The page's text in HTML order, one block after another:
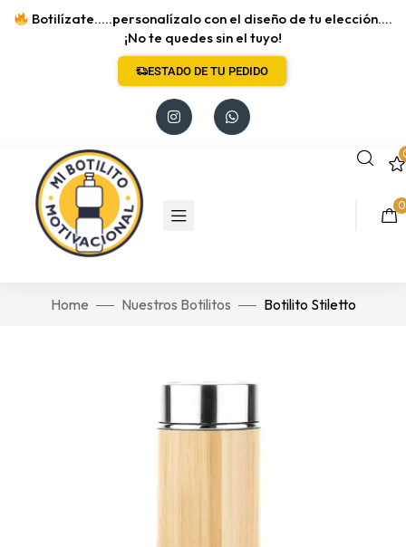
Botilízate.....personalízalo con el diseño de tu elección....
¡No te quedes sin el tuyo!
ESTADO DE TU PEDIDO
0
Home Nuestros Botilitos Botilito Stiletto